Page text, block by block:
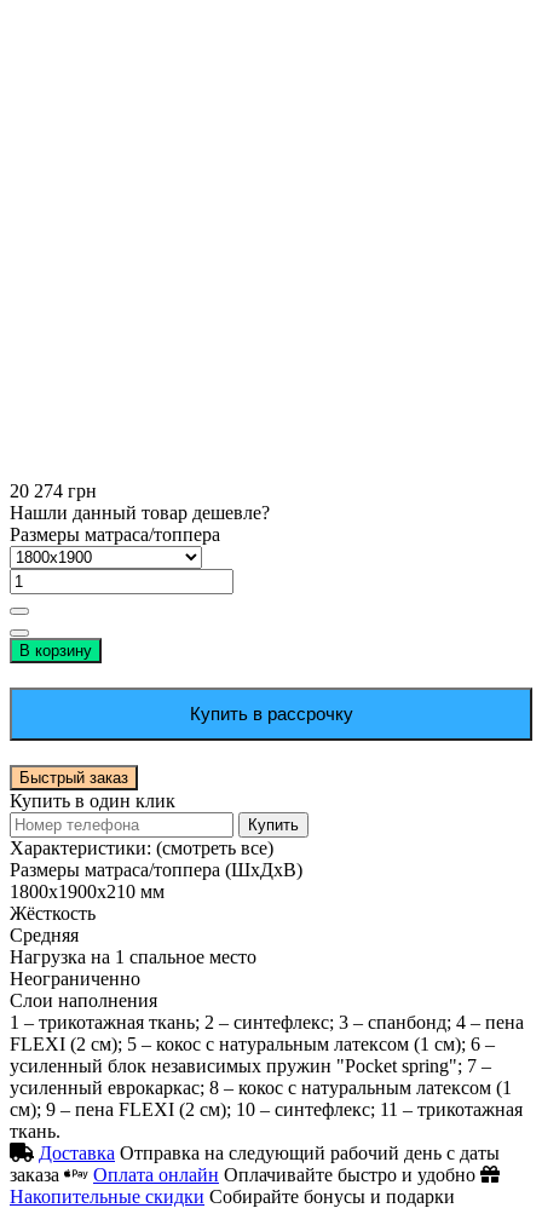
20 274 грн
Нашли данный товар дешевле?
Размеры матраса/топпера
В корзину
Купить в рассрочку
Быстрый заказ
Купить в один клик
Купить
Характеристики: (смотреть все)
Размеры матраса/топпера (ШхДхВ)
1800х1900х210 мм
Жёсткость
Средняя
Нагрузка на 1 спальное место
Неограниченно
Слои наполнения
1 – трикотажная ткань; 2 – синтефлекс; 3 – спанбонд; 4 – пена
FLEXI (2 см); 5 – кокос с натуральным латексом (1 см); 6 –
усиленный блок независимых пружин "Pocket spring"; 7 –
усиленный еврокаркас; 8 – кокос с натуральным латексом (1
см); 9 – пена FLEXI (2 см); 10 – синтефлекс; 11 – трикотажная
ткань.
Доставка Отправка на следующий рабочий день с даты
заказа
Оплата онлайн Оплачивайте быстро и удобно
Накопительные скидки Собирайте бонусы и подарки